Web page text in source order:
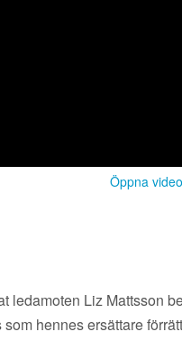
Öppna
ledamoten Liz Mattsson
hennes ersättare